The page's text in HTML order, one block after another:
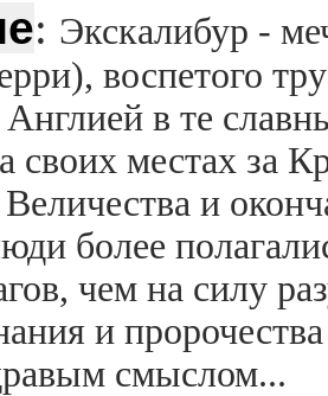
: Экскалибур -
воспетого
в те
своих местах за
Величества и
более
чем на силу
и
смыслом...